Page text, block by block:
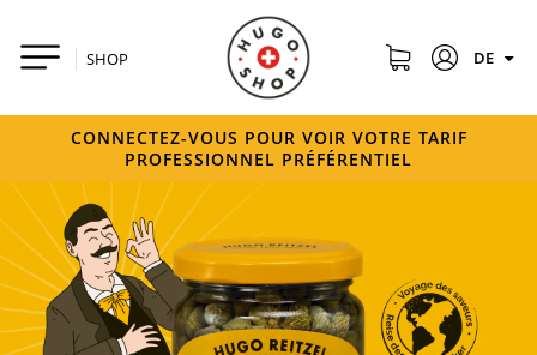
SHOP DE
CONNECTEZ-VOUS POUR VOIR VOTRE TARIF
PROFESSIONNEL PRÉFÉRENTIEL